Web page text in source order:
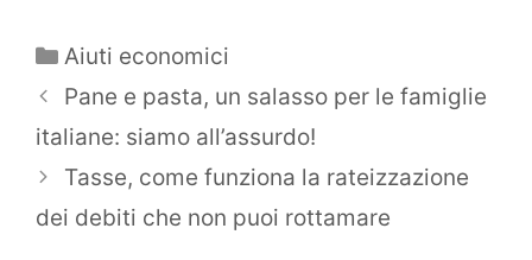
Categorie
Aiuti economici
Pane e pasta, un salasso per le famiglie
italiane: siamo all’assurdo!
Tasse, come funziona la rateizzazione
dei debiti che non puoi rottamare